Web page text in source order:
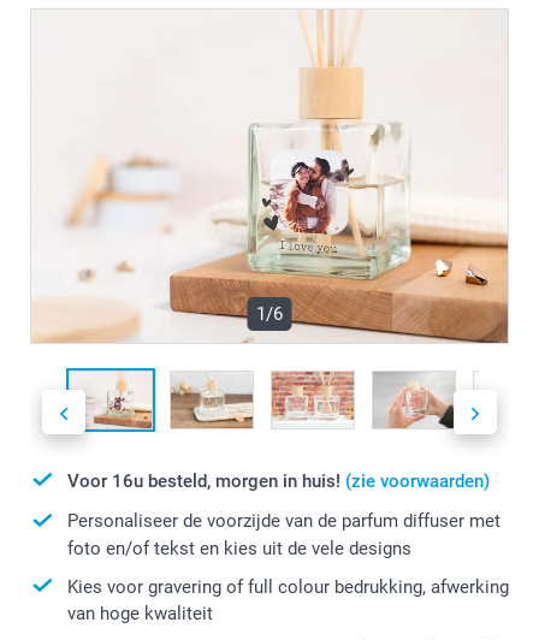
1/6
Voor 16u besteld, morgen in huis! (zie voorwaarden)
Personaliseer de voorzijde van de parfum diffuser met
foto en/of tekst en kies uit de vele designs
Kies voor gravering of full colour bedrukking, afwerking
van hoge kwaliteit